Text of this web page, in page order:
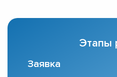
Этапы
Заявка